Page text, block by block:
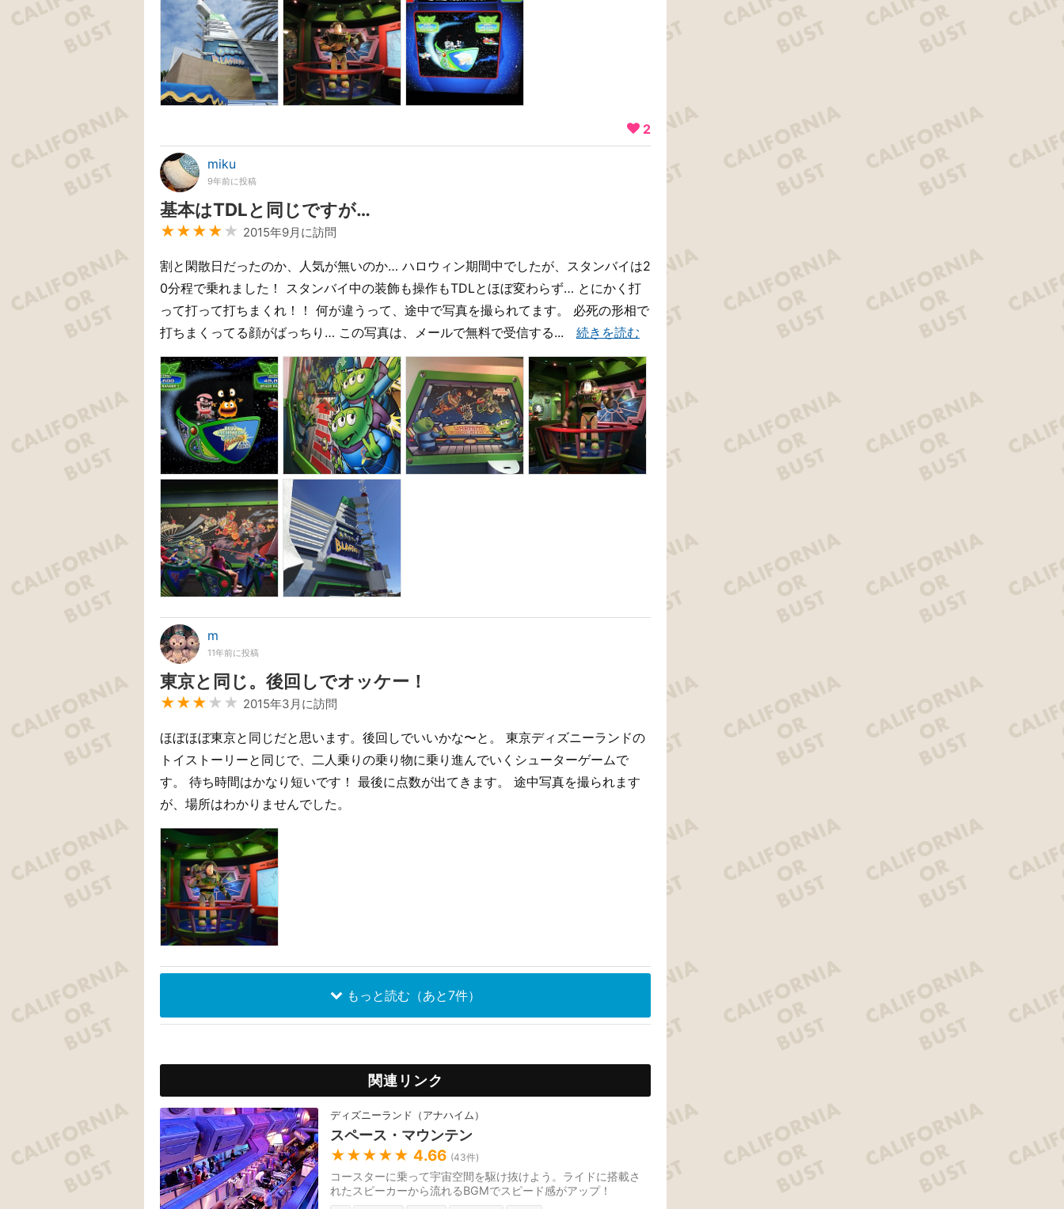
2
miku
9年前に投稿
基本はTDLと同じですが…
★★★★ ★ 2015年9月に訪問
割と閑散日だったのか、人気が無いのか… ハロウィン期間中でしたが、スタンバイは2
0分程で乗れました！ スタンバイ中の装飾も操作もTDLとほぼ変わらず… とにかく打
って打って打ちまくれ！！ 何が違うって、途中で写真を撮られてます。 必死の形相で
打ちまくってる顔がばっちり… この写真は、メールで無料で受信する... 続きを読む
m
11年前に投稿
東京と同じ。後回しでオッケー！
★★★ ★★ 2015年3月に訪問
ほぼほぼ東京と同じだと思います。後回しでいいかな〜と。 東京ディズニーランドの
トイストーリーと同じで、二人乗りの乗り物に乗り進んでいくシューターゲームで
す。 待ち時間はかなり短いです！ 最後に点数が出てきます。 途中写真を撮られます
が、場所はわかりませんでした。
もっと読む（あと7件）
関連リンク
ディズニーランド（アナハイム）
スペース・マウンテン
★★★★★ 4.66 (43件)
コースターに乗って宇宙空間を駆け抜けよう。ライドに搭載さ
れたスピーカーから流れるBGMでスピード感がアップ！